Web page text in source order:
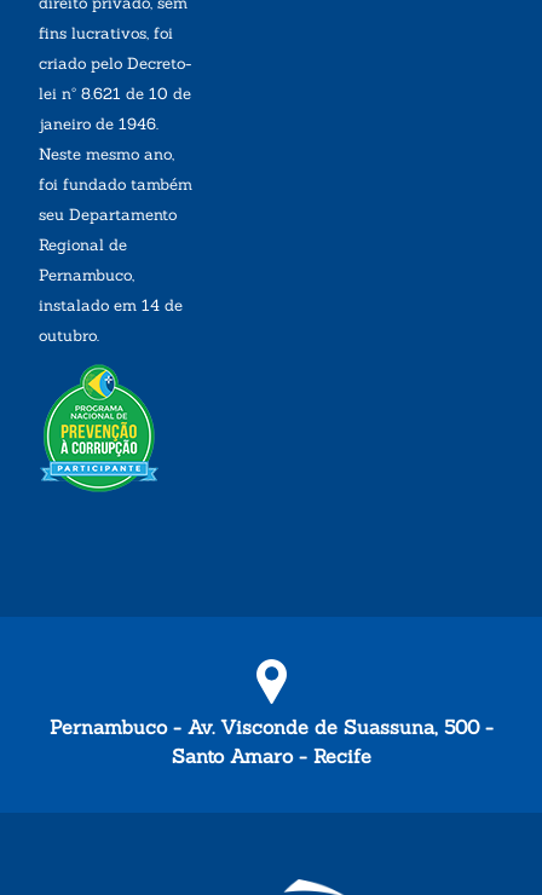
fins lucrativos, foi
criado pelo Decreto-
lei nº 8.621 de 10 de
janeiro de 1946.
Neste mesmo ano,
foi fundado também
seu Departamento
Regional de
Pernambuco,
instalado em 14 de
outubro.
Pernambuco - Av. Visconde de Suassuna, 500 -
Santo Amaro - Recife